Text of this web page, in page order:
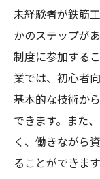
松戸駅
未経験
研修制
プ
研修制
実践
鉄筋工
未経験者が鉄筋
かのステップが
制度に参加する
業では、初心者
基本的な技術か
できます。また
く、働きながら
ることができま